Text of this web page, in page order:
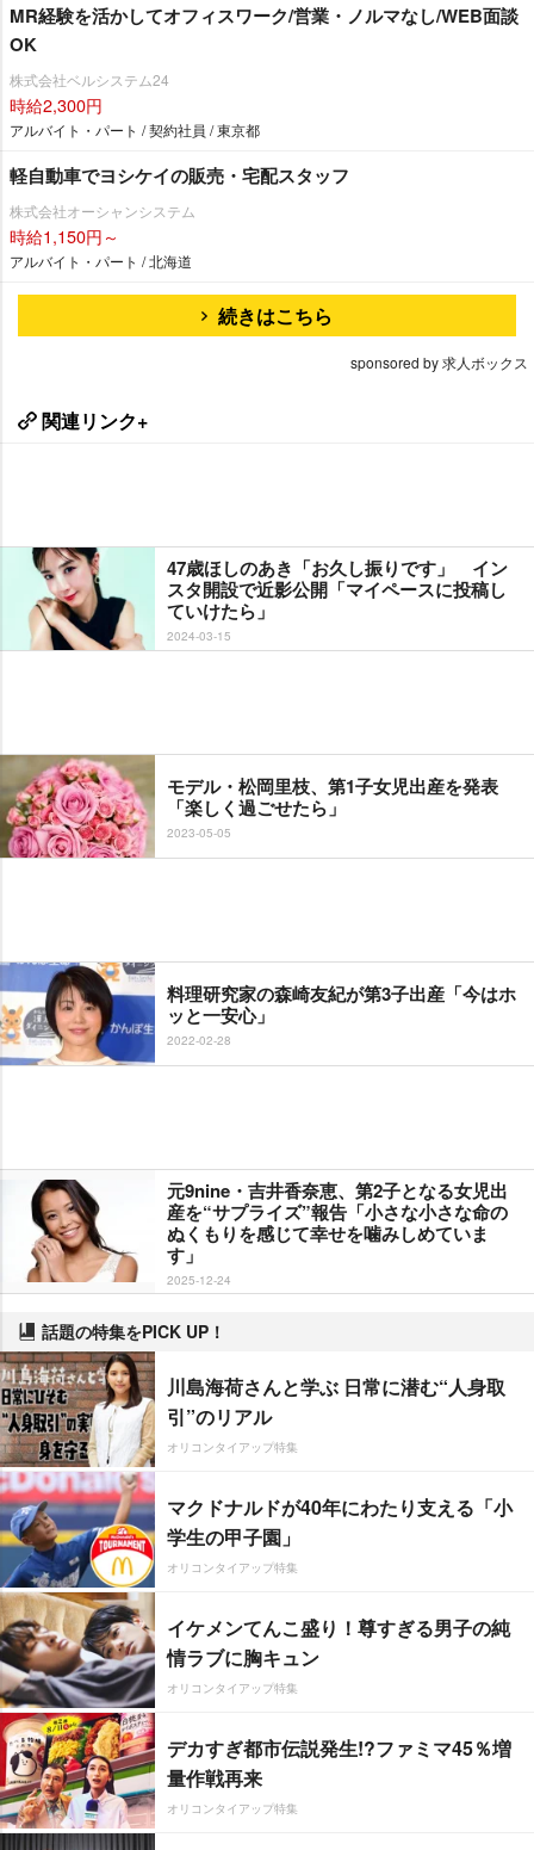
MR経験を活かしてオフィスワーク/営業・ノルマなし/WEB面談
OK
株式会社ベルシステム24
時給2,300円
アルバイト・パート / 契約社員 / 東京都
軽自動車でヨシケイの販売・宅配スタッフ
株式会社オーシャンシステム
時給1,150円～
アルバイト・パート / 北海道
続きはこちら
sponsored by 求人ボックス
関連リンク+
47歳ほしのあき「お久し振りです」 イン
スタ開設で近影公開「マイペースに投稿し
ていけたら」
2024-03-15
モデル・松岡里枝、第1子女児出産を発表
「楽しく過ごせたら」
2023-05-05
料理研究家の森崎友紀が第3子出産「今はホ
ッと一安心」
2022-02-28
元9nine・吉井香奈恵、第2子となる女児出
産を“サプライズ”報告「小さな小さな命の
ぬくもりを感じて幸せを噛みしめていま
す」
2025-12-24
話題の特集をPICK UP！
川島海荷さんと学ぶ 日常に潜む“人身取
引”のリアル
オリコンタイアップ特集
マクドナルドが40年にわたり支える「小
学生の甲子園」
オリコンタイアップ特集
イケメンてんこ盛り！尊すぎる男子の純
情ラブに胸キュン
オリコンタイアップ特集
デカすぎ都市伝説発生!?ファミマ45％増
量作戦再来
オリコンタイアップ特集